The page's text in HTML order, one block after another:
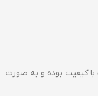
کیفیت بوده و به صورت